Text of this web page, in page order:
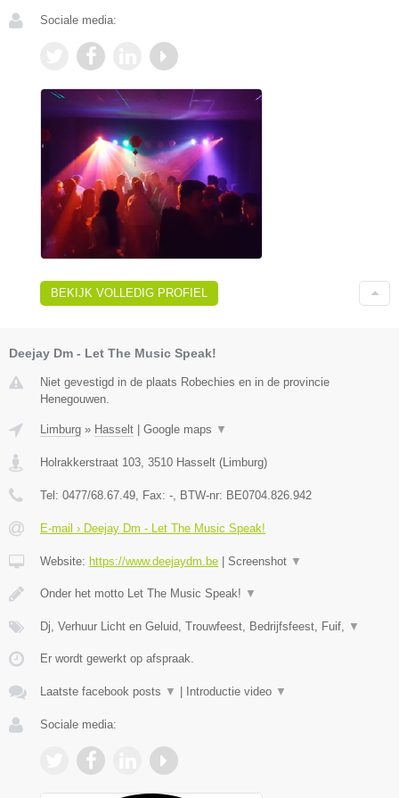
Sociale media:
BEKIJK VOLLEDIG PROFIEL
Deejay Dm - Let The Music Speak!
Niet gevestigd in de plaats Robechies en in de provincie
Henegouwen.
Limburg » Hasselt Google maps ▼
Holrakkerstraat 103, 3510 Hasselt (Limburg)
Tel: 0477/68.67.49, Fax: -, BTW-nr: BE0704.826.942
E-mail › Deejay Dm - Let The Music Speak!
Website: https://www.deejaydm.be Screenshot ▼
Onder het motto Let The Music Speak! ▼
Dj, Verhuur Licht en Geluid, Trouwfeest, Bedrijfsfeest, Fuif, ▼
Er wordt gewerkt op afspraak.
Laatste facebook posts ▼ Introductie video ▼
Sociale media: